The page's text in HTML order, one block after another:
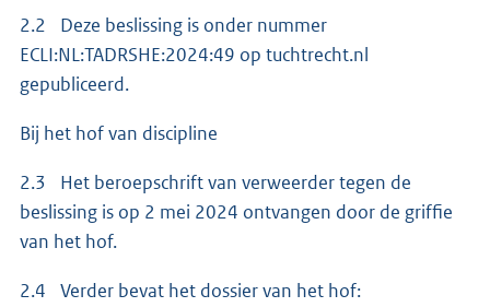
2.2 Deze beslissing is onder nummer
ECLI:NL:TADRSHE:2024:49 op tuchtrecht.nl
gepubliceerd.
Bij het hof van discipline
2.3 Het beroepschrift van verweerder tegen de
beslissing is op 2 mei 2024 ontvangen door de griffie
van het hof.
2.4 Verder bevat het dossier van het hof: